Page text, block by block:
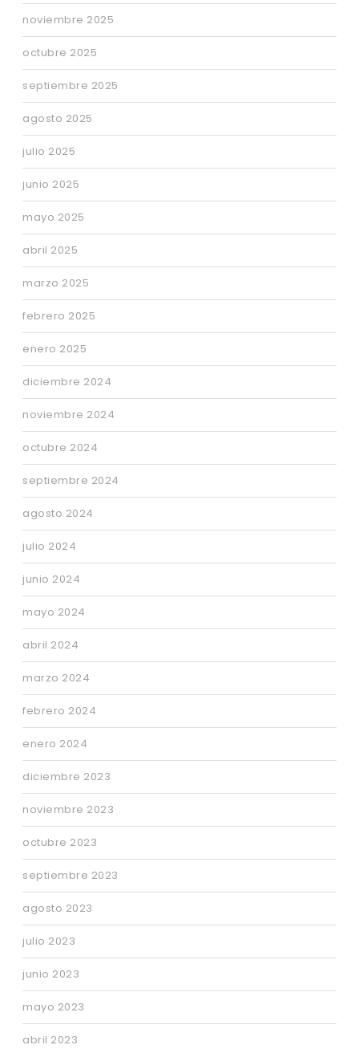
noviembre 2025
octubre 2025
septiembre 2025
agosto 2025
julio 2025
junio 2025
mayo 2025
abril 2025
marzo 2025
febrero 2025
enero 2025
diciembre 2024
noviembre 2024
octubre 2024
septiembre 2024
agosto 2024
julio 2024
junio 2024
mayo 2024
abril 2024
marzo 2024
febrero 2024
enero 2024
diciembre 2023
noviembre 2023
octubre 2023
septiembre 2023
agosto 2023
julio 2023
junio 2023
mayo 2023
abril 2023